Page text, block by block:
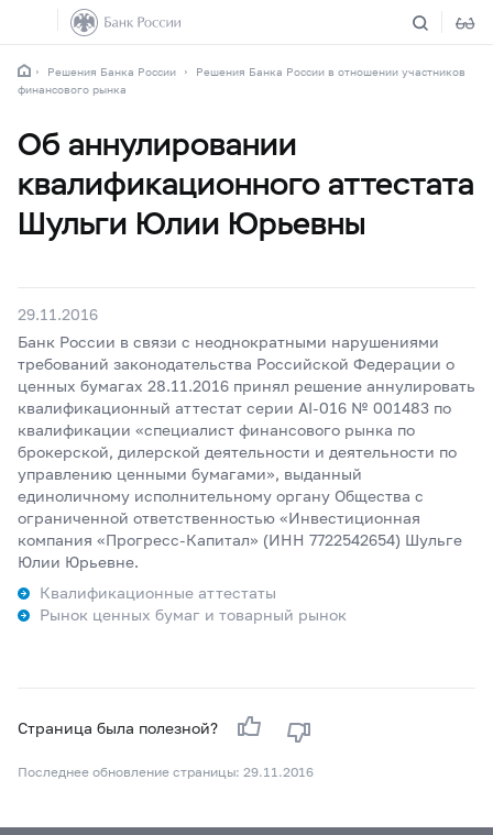
Решения Банка России
Решения Банка России в отношении участников
финансового рынка
Об аннулировании
квалификационного аттестата
Шульги Юлии Юрьевны
29.11.2016
Банк России в связи с неоднократными нарушениями
требований законодательства Российской Федерации о
ценных бумагах 28.11.2016 принял решение аннулировать
квалификационный аттестат серии AI-016 № 001483 по
квалификации «специалист финансового рынка по
брокерской, дилерской деятельности и деятельности по
управлению ценными бумагами», выданный
единоличному исполнительному органу Общества с
ограниченной ответственностью «Инвестиционная
компания «Прогресс-Капитал» (ИНН 7722542654) Шульге
Юлии Юрьевне.
Квалификационные аттестаты
Рынок ценных бумаг и товарный рынок
Страница была полезной?
Последнее обновление страницы: 29.11.2016